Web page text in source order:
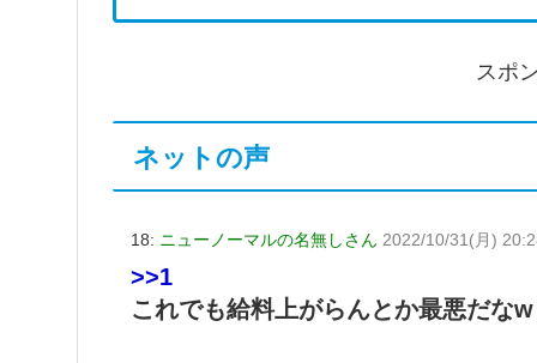
スポ
ネットの声
18: ニューノーマルの名無しさん 2022/10/31(月)
>>1
これでも給料上がらんとか最悪だなw